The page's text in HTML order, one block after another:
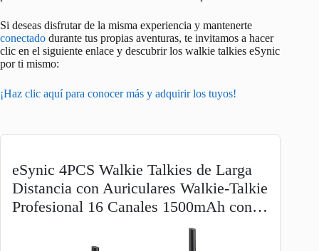
Si deseas disfrutar de la misma experiencia y mantenerte
conectado durante tus propias aventuras, te invitamos a hacer
clic en el siguiente enlace y descubrir los walkie talkies eSynic
por ti mismo:
¡Haz clic aquí para conocer más y adquirir los tuyos!
eSynic 4PCS Walkie Talkies de Larga
Distancia con Auriculares Walkie-Talkie
Profesional 16 Canales 1500mAh con…